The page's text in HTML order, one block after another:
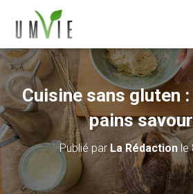
Cuisine sans gluten
pains
Publié parLa Rédaction le